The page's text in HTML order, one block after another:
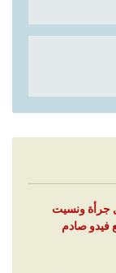
جرأة ونسيت
فيدو صادم